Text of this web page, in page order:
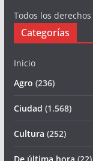
Todos los
Categorías
Inicio
Agro (236)
Ciudad (1.568)
Cultura (252)